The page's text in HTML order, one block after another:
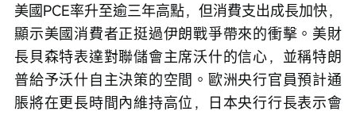
美國PCE率升至逾三年高點，但消費支出成長加快，
顯示美國消費者正挺過伊朗戰爭帶來的衝擊。美財
長貝森特表達對聯儲會主席沃什的信心，並稱特朗
普給予沃什自主決策的空間。歐洲央行官員預計通
脹將在更長時間內維持高位，日本央行行長表示會